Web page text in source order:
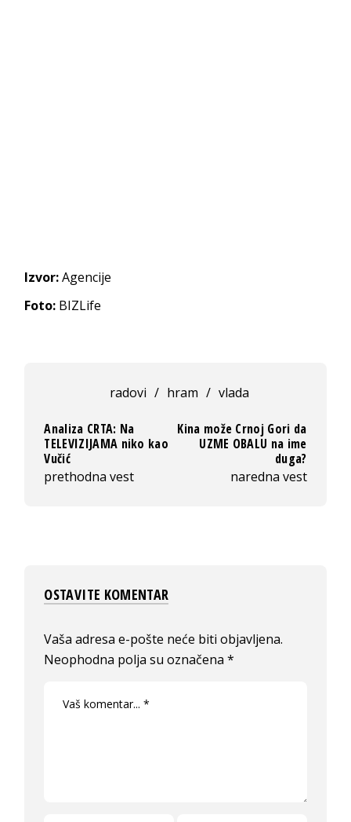
Izvor:Agencije
Foto: BIZLife
radovi / hram / vlada
Analiza CRTA: Na
TELEVIZIJAMA niko kao
Vučić
prethodna vest
Kina može Crnoj Gori da
UZME OBALU na ime
duga?
naredna vest
OSTAVITE KOMENTAR
Vaša adresa e-pošte neće biti objavljena.
Neophodna polja su označena*